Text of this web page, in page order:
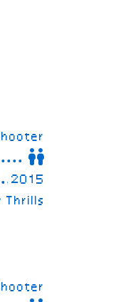
2015
Thrills